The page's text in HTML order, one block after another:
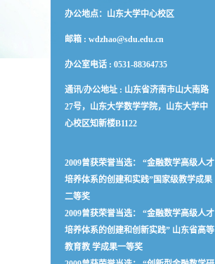
办公地点：山东大学中心校区
邮箱 : wdzhao@sdu.edu.cn
办公室电话 : 0531-88364735
通讯/办公地址 : 山东省济南市山大南路
27号，山东大学数学学院，山东大学中
心校区知新楼B1122
2009曾获荣誉当选： “金融数学高级人才
培养体系的创建和实践”国家级教学成果
二等奖
2009曾获荣誉当选： “金融数学高级人才
培养体系的创建和创新实践” 山东省高等
教育教 学成果一等奖